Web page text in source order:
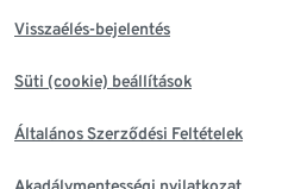
Visszaélés-bejelentés
Süti (cookie) beállítások
Általános Szerződési Feltételek